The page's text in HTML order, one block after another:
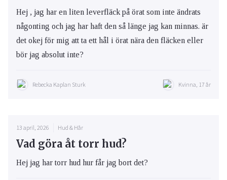
Hej , jag har en liten leverfläck på örat som inte ändrats
någonting och jag har haft den så länge jag kan minnas. är
det okej för mig att ta ett hål i örat nära den fläcken eller
bör jag absolut inte?
Rebecka Kaplan Sturk Kvinna, 17 år
13 april, 2026 Hud & Hår
Vad göra åt torr hud?
Hej jag har torr hud hur får jag bort det?